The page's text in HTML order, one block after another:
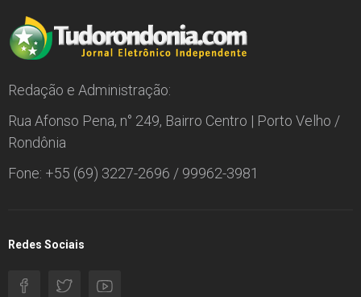
Redação e Administração:
Rua Afonso Pena, n° 249, Bairro Centro | Porto Velho /
Rondônia
Fone: +55 (69) 3227-2696 / 99962-3981
Redes Sociais